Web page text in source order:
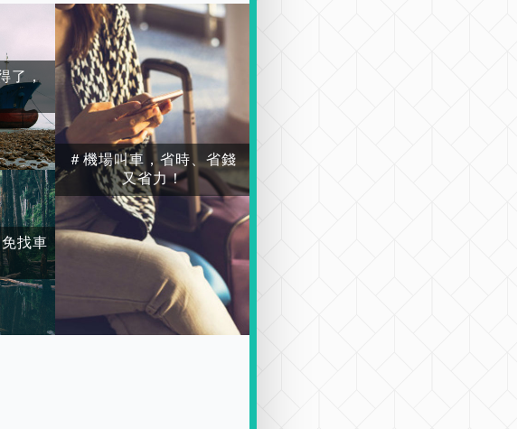
了，
找車
＃機場叫車，省時、省錢
又省力！